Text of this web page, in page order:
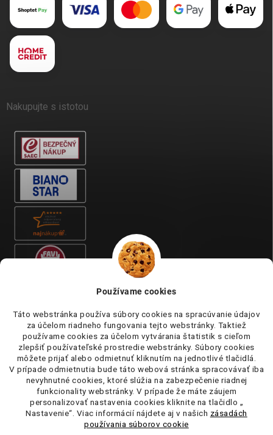
Používame cookies
Táto webstránka používa súbory cookies na spracúvanie údajov
za účelom riadneho fungovania tejto webstránky. Taktiež
používame cookies za účelom vytvárania štatistik s cieľom
zlepšiť používateľské prostredie webstránky. Súbory cookies
môžete prijať alebo odmietnuť kliknutím na jednotlivé tlačidlá.
V prípade odmietnutia bude táto webová stránka spracovávať iba
nevyhnutné cookies, ktoré slúžia na zabezpečenie riadnej
funkcionality webstránky. V prípade že máte záujem
personalizovať nastavenia cookies kliknite na tlačidlo „
Nastavenie“. Viac informácií nájdete aj v našich zásadách
používania súborov cookie
Nakupujte s istotou